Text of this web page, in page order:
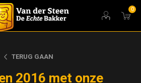
0
TERUG GAAN
2016 met onze